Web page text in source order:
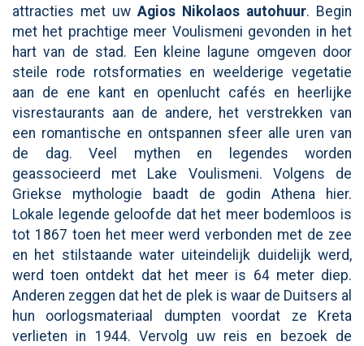
attracties met uw Agios Nikolaos autohuur. Begin
met het prachtige meer Voulismeni gevonden in het
hart van de stad. Een kleine lagune omgeven door
steile rode rotsformaties en weelderige vegetatie
aan de ene kant en openlucht cafés en heerlijke
visrestaurants aan de andere, het verstrekken van
een romantische en ontspannen sfeer alle uren van
de dag. Veel mythen en legendes worden
geassocieerd met Lake Voulismeni. Volgens de
Griekse mythologie baadt de godin Athena hier.
Lokale legende geloofde dat het meer bodemloos is
tot 1867 toen het meer werd verbonden met de zee
en het stilstaande water uiteindelijk duidelijk werd,
werd toen ontdekt dat het meer is 64 meter diep.
Anderen zeggen dat het de plek is waar de Duitsers al
hun oorlogsmateriaal dumpten voordat ze Kreta
verlieten in 1944. Vervolg uw reis en bezoek de